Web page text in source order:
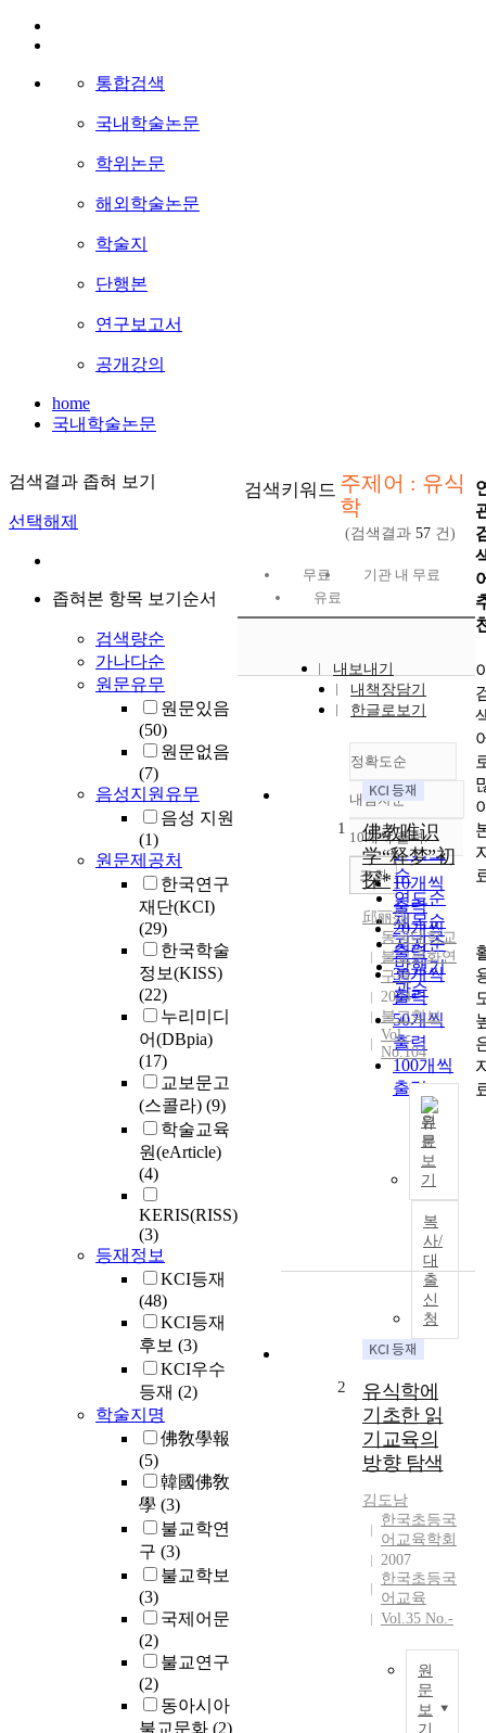
통합검색
국내학술논문
학위논문
해외학술논문
학술지
단행본
연구보고서
공개강의
home
국내학술논문
검색결과 좁혀 보기
선택해제
좁혀본 항목 보기순서
검색량순
가나다순
원문유무
원문있음
(50)
원문없음
(7)
음성지원유무
음성 지원
(1)
원문제공처
한국연구
재단(KCI)
(29)
한국학술
정보(KISS)
(22)
누리미디
어(DBpia)
(17)
교보문고
(스콜라) (9)
학술교육
원(eArticle)
(4)
KERIS(RISS)
(3)
등재정보
KCI등재
(48)
KCI등재
후보 (3)
KCI우수
등재 (2)
학술지명
佛敎學報
(5)
韓國佛敎
學 (3)
불교학연
구 (3)
불교학보
(3)
국제어문
(2)
불교연구
(2)
동아시아
불교문화 (2)
검색키워드 주제어 : 유식
학
(검색결과 57 건)
무료
기관 내 무료
유료
내보내기
내책장담기
한글로보기
정확도순
정확도
순
인기도
순
연도순
제목순
저자순
발행기
관순
내림차순
내림차순
10개씩 출력
10개씩
출력
20개씩
출력
30개씩
출력
50개씩
출력
100개씩
출력
조회
1
佛教唯识
学“释梦”初
探*
邱丽莎
동국대학교
불교문화연
구원
2024
불교학보
Vol.-
No.104
원
문
보
기
복
사/
대
출
신
청
2
유식학에
기초한 읽
기교육의
방향 탐색
김도남
한국초등국
어교육학회
2007
한국초등국
어교육
Vol.35 No.-
원
문
보
기